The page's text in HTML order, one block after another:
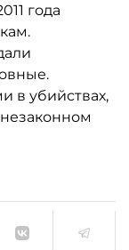
года
в убийствах,